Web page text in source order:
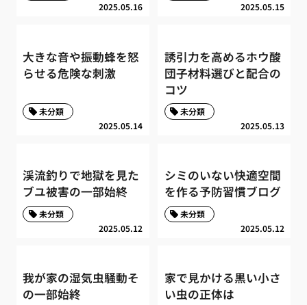
2025.05.16 2025.05.15
大きな音や振動蜂を怒
らせる危険な刺激
2025.05.14
未分類
誘引力を高めるホウ酸
団子材料選びと配合の
コツ
2025.05.13
未分類
渓流釣りで地獄を見た
ブユ被害の一部始終
2025.05.12
未分類
シミのいない快適空間
を作る予防習慣ブログ
2025.05.12
未分類
我が家の湿気虫騒動そ
の一部始終
家で見かける黒い小さ
い虫の正体は